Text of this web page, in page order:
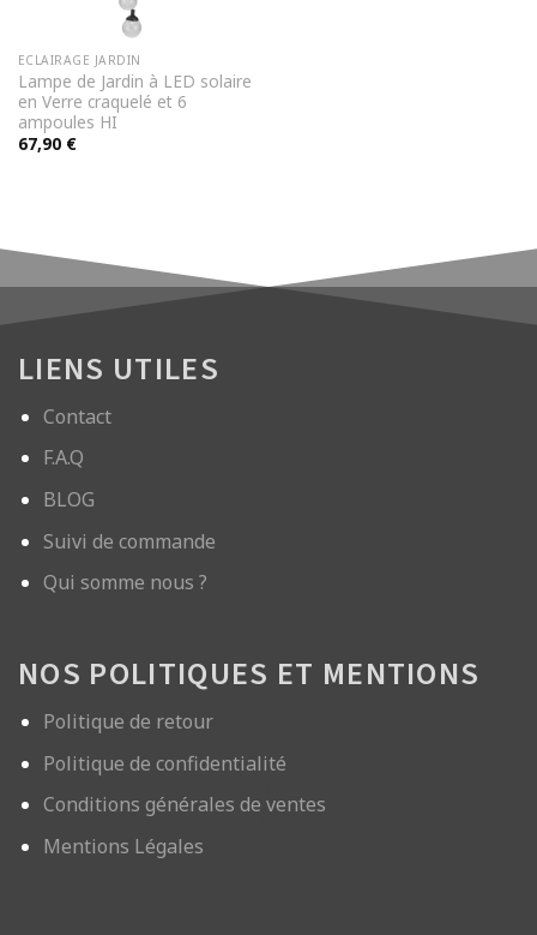
ECLAIRAGE JARDIN
Lampe de Jardin à LED solaire
en Verre craquelé et 6
ampoules HI
67,90 €
LIENS UTILES
Contact
F.A.Q
BLOG
Suivi de commande
Qui somme nous ?
NOS POLITIQUES ET MENTIONS
Politique de retour
Politique de confidentialité
Conditions générales de ventes
Mentions Légales